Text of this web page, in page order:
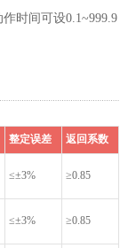
时间可设0.1~999.9
整定误差 返回系数
≤±3% ≥0.85
≤±3% ≥0.85